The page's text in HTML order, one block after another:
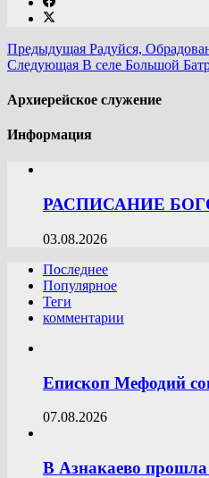
Предыдущая Радуйся,
Следующая В селе Большой
Архиерейское служение
Информация
РАСПИСАНИЕ
03.08.2026
Последнее
Популярное
Теги
комментарии
Епископ Мефодий
07.08.2026
В Азнакаево